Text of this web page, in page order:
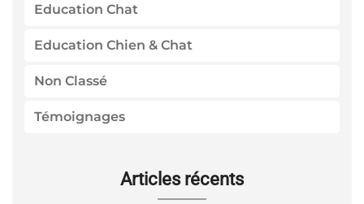
Education Chat
Education Chien & Chat
Non Classé
Témoignages
Articles récents